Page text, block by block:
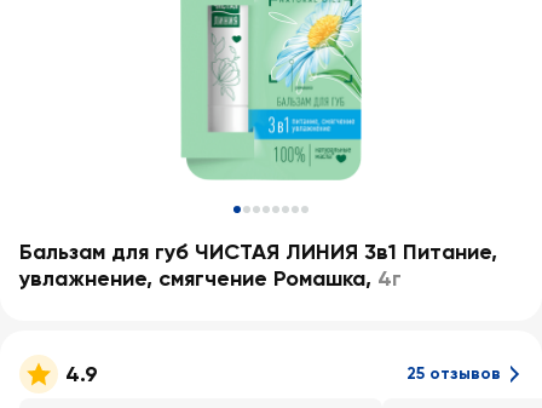
Бальзам для губ ЧИСТАЯ ЛИНИЯ 3в1 Питание,
увлажнение, смягчение Ромашка, 4г
4.9 25 отзывов